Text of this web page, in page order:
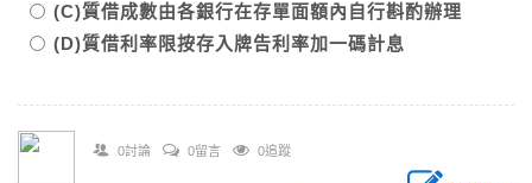
(C)質借成數由各銀行在存單面額內自行斟酌辦理
(D)質借利率限按存入牌告利率加一碼計息
0討論 0留言 0追蹤